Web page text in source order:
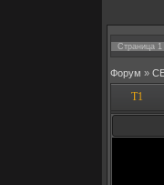
Страница 1
Форум »
T1